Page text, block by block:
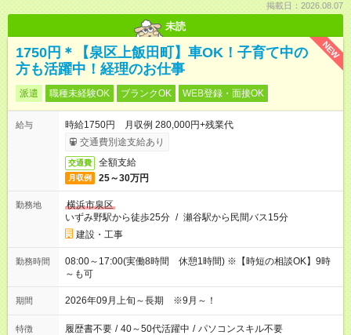
掲載日：2026.08.07
未読
NEW
1750円＊【泉区上飯田町】車OK！子育て中の
方も活躍中！経理のお仕事
派遣 職種未経験OK ブランクOK WEB登録・面接OK
給与
時給1750円 月収例 280,000円+残業代
交通費別途支給あり
交通費 全額支給
月収例 25～30万円
勤務地
横浜市泉区
いずみ野駅から徒歩25分 / 瀬谷駅から民間バス15分
建設・工事
勤務時間
08:00～17:00(実働8時間 休憩1時間) ※【時短の相談OK】9時
～も可
期間 2026年09月上旬～長期 ※9月～！
特徴 履歴書不要 / 40～50代活躍中 / パソコンスキル不要